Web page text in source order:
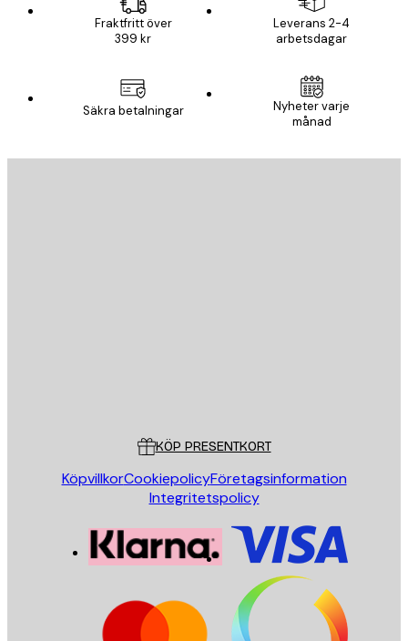
Fraktfritt över
399 kr
Leverans 2-4
arbetsdagar
Säkra betalningar
Nyheter varje
månad
KÖP PRESENTKORT
KöpvillkorCookiepolicyFöretagsinformation
Integritetspolicy